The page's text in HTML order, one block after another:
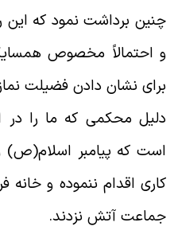
برداشت نمود که این
احتمالاً مخصوص
نشان دادن فضیلت
محکمی که ما را در
که پیامبر اسلام(ص) و
اقدام ننموده و خانه
آتش نزدند.